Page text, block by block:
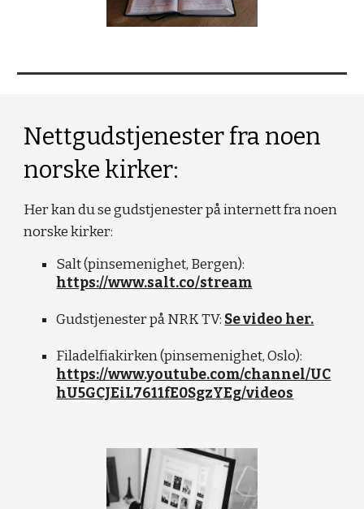
Nettgudstjenester fra noen
norske kirker:
Her kan du se gudstjenester på internett fra noen
norske kirker:
Salt (pinsemenighet, Bergen):
https://www.salt.co/stream
Gudstjenester på NRK TV: Se video her.
Filadelfiakirken (pinsemenighet, Oslo):
https://www.youtube.com/channel/UC
hU5GCJEiL7611fE0SgzYEg/videos